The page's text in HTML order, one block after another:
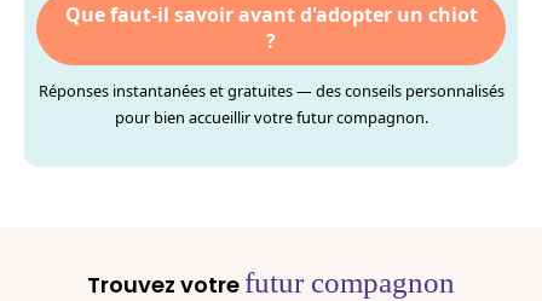
Que faut-il savoir avant d'adopter un chiot
?
Réponses instantanées et gratuites — des conseils personnalisés
pour bien accueillir votre futur compagnon.
Trouvez votrefutur compagnon